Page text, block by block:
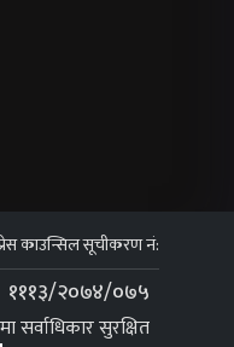
काउन्सिल सूचीकरण नं:
१११३/२०७४/०७५
सुरक्षित